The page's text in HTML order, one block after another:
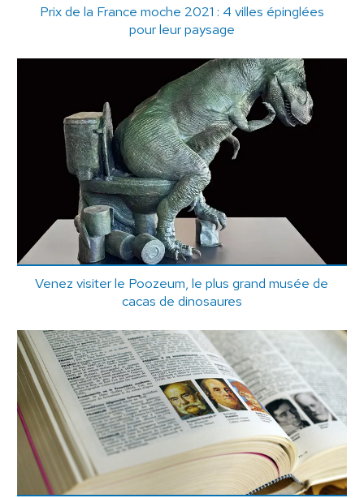
Prix de la France moche 2021 : 4 villes épinglées
pour leur paysage
Venez visiter le Poozeum, le plus grand musée de
cacas de dinosaures